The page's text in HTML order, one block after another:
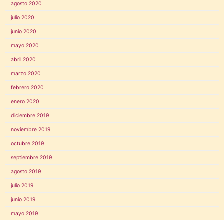
agosto 2020
julio 2020
junio 2020
mayo 2020
abril 2020
marzo 2020
febrero 2020
enero 2020
diciembre 2019
noviembre 2019
octubre 2019
septiembre 2019
agosto 2019
julio 2019
junio 2019
mayo 2019